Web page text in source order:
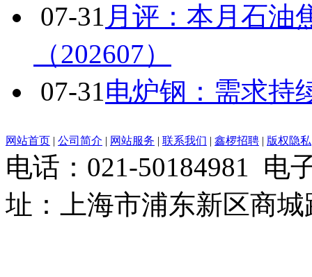
07-31 月评：本月石油
（202607）
07-31电炉钢：需求持
网站首页 | 公司简介 | 网站服务 | 联系我们 | 鑫椤招聘 | 版权隐私
电话：021-50184981 电
址：上海市浦东新区商